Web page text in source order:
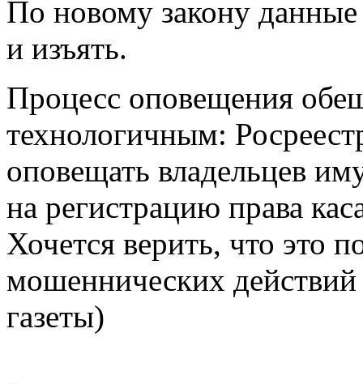
По новому закону данные
и изъять.
Процесс оповещения
технологичным:
оповещать владельцев
на регистрацию права
Хочется верить, что это
мошеннических
газеты)